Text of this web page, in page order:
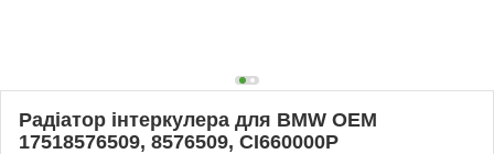
Радіатор інтеркулера для BMW OEM
17518576509, 8576509, CI660000P